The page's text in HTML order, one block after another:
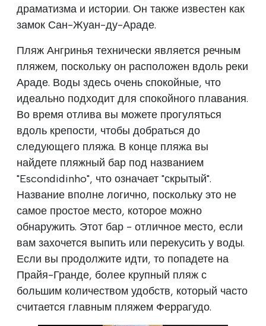
драматизма и истории. Он также известен как
замок Сан-Жуан-ду-Араде.
Пляж Ангринья технически является речным
пляжем, поскольку он расположен вдоль реки
Араде. Воды здесь очень спокойные, что
идеально подходит для спокойного плавания.
Во время отлива вы можете прогуляться
вдоль крепости, чтобы добраться до
следующего пляжа. В конце пляжа вы
найдете пляжный бар под названием
"Escondidinho", что означает "скрытый".
Название вполне логично, поскольку это не
самое простое место, которое можно
обнаружить. Этот бар - отличное место, если
вам захочется выпить или перекусить у воды.
Если вы продолжите идти, то попадете на
Прайя-Гранде, более крупный пляж с
большим количеством удобств, который часто
считается главным пляжем Феррагудо.